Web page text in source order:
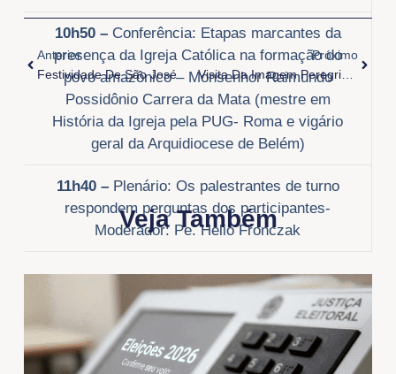
10h50 –Conferência: Etapas marcantes da
presença da Igreja Católica na formação do
povo amazônico – Monsenhor Raimundo
Possidônio Carrera da Mata (mestre em
História da Igreja pela PUG- Roma e vigário
geral da Arquidiocese de Belém)
11h40 –Plenário: Os palestrantes de turno
respondem perguntas dos participantes-
Moderador: Pe. Helio Fronczak
Anterior
Anterior
Festividade De São José
Próximo
Visita Da Imagem Peregrina De Nossa Senhora Aparecida Na Arquidiocese De Belém
Veja Também